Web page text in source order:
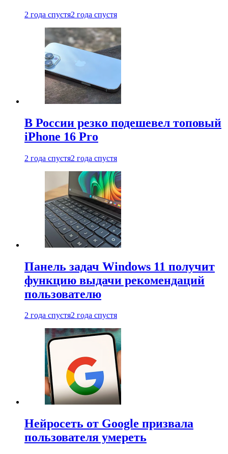
2 года спустя2 года спустя
В России резко подешевел топовый
iPhone 16 Pro
2 года спустя2 года спустя
Панель задач Windows 11 получит
функцию выдачи рекомендаций
пользователю
2 года спустя2 года спустя
Нейросеть от Google призвала
пользователя умереть